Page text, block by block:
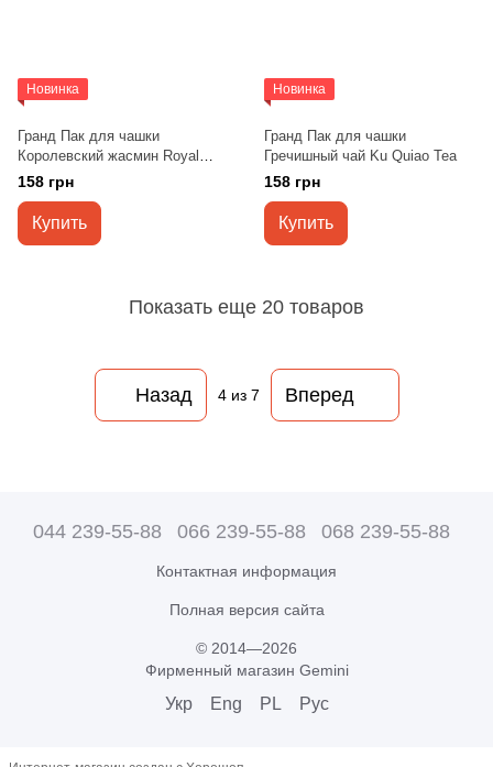
Новинка
Гранд Пак для чашки
Королевский жасмин Royal
Jasmine
158 грн
Купить
Новинка
Гранд Пак для чашки
Гречишный чай Ku Quiao Tea
158 грн
Купить
Показать еще 20 товаров
Назад 4из 7 Вперед
044 239-55-88 066 239-55-88 068 239-55-88
Контактная информация
Полная версия сайта
© 2014—2026
Фирменный магазин Gemini
Укр Eng PL Рус